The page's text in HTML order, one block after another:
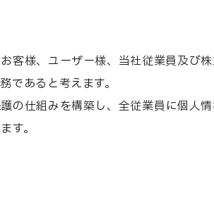
客様、ユーザー様、当社従業員及び
であると考えます。
の仕組みを構築し、全従業員に個人
す。